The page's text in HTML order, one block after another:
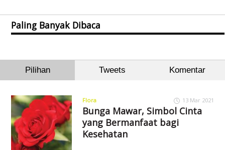
Paling Banyak Dibaca
Pilihan Tweets Komentar
Flora 13 Mar 2021
Bunga Mawar, Simbol Cinta
yang Bermanfaat bagi
Kesehatan